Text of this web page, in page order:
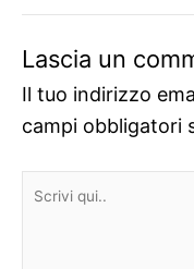
Lascia un
Il tuo indirizzo
campi obbligatori
Scrivi